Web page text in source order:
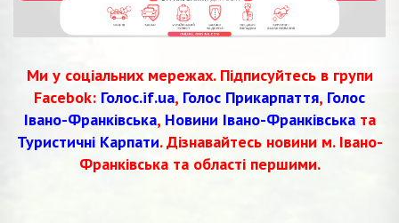
Ми у соціальних мережах. Підписуйтесь в групи
Facebok: Голос.if.ua, Голос Прикарпаття, Голос
Івано-Франківська, Новини Івано-Франківськата
Туристичні Карпати. Дізнавайтесь новини м. Івано-
Франківська та області першими.